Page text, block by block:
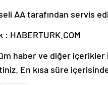
AA tarafından servis
: HABERTURK.COM
haber ve diğer
En kısa süre